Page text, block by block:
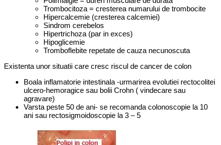
Trombocitoza = cresterea numarului de trombocite
Hipercalcemie (cresterea calcemiei)
Sindrom cerebelos
Hipertrichoza (par in exces)
Hipoglicemie
Tromboflebite repetate de cauza necunoscuta
Existenta unor situatii care cresc riscul de cancer de colon
Boala inflamatorie intestinala -urmarirea evolutiei rectocolitei
ulcero-hemoragice sau bolii Crohn ( vindecare sau
agravare)
Varsta peste 50 de ani- se recomanda colonoscopie la 10
ani sau rectosigmoidoscopie la 3 – 5